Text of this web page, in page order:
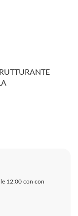
12:00 con con